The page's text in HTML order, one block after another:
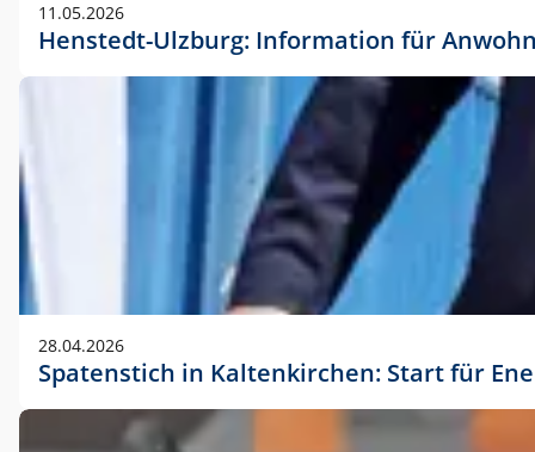
11.05.2026
Henstedt-Ulzburg: Information für
28.04.2026
Spatenstich in Kaltenkirchen: Start für